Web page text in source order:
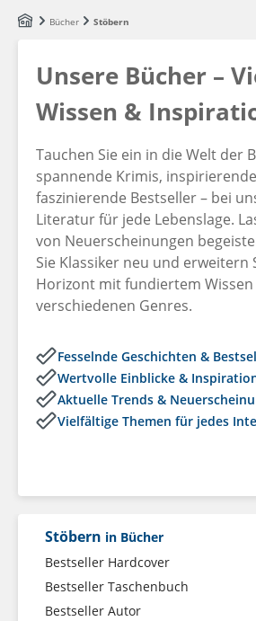
Zum Hauptinhalt springen
Bücher Stöbern
Unsere Bücher –
Wissen &
Tauchen Sie ein in die Welt der
spannende Krimis,
faszinierende Bestseller – bei
Literatur für jede Lebenslage.
von Neuerscheinungen
Sie Klassiker neu und erweitern
Horizont mit fundiertem Wissen
verschiedenen Genres.
Fesselnde Geschichten &
Wertvolle Einblicke &
Aktuelle Trends &
Vielfältige Themen für jedes
Stöbern in Bücher
Bestseller Hardcover
Bestseller Taschenbuch
Bestseller Autor